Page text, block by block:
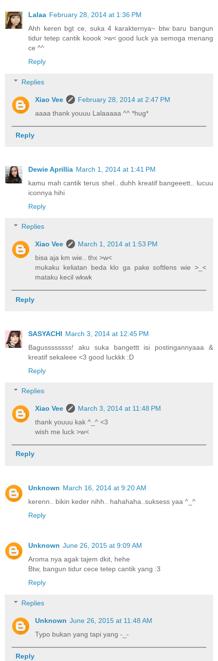
Lalaa February 28, 2014 at 1:36 PM
Ahh keren bgt ce, suka 4 karakternya~ btw baru bangun
tidur tetep cantik koook >w< good luck ya semoga menang
ce ^^
Reply
Replies
Xiao Vee
February 28, 2014 at 2:47 PM
aaaa thank youuu Lalaaaaa ^^ *hug*
Reply
Dewie Aprillia March 1, 2014 at 1:41 PM
kamu mah cantik terus shel.. duhh kreatif bangeeett.. lucuu
iconnya hihi
Reply
Replies
Xiao Vee
March 1, 2014 at 1:53 PM
bisa aja km wie.. thx >w<
mukaku keliatan beda klo ga pake softlens wie >_<
mataku kecil wkwk
Reply
SASYACHI March 3, 2014 at 12:45 PM
Bagussssssss! aku suka bangettt isi postingannyaaa &
kreatif sekaleee <3 good luckkk :D
Reply
Replies
Xiao Vee
March 3, 2014 at 11:48 PM
thank youuu kak ^_^ <3
wish me luck >w<
Reply
Unknown March 16, 2014 at 9:20 AM
kerenn.. bikin keder nihh.. hahahaha..suksess yaa ^_^
Reply
Unknown June 26, 2015 at 9:09 AM
Aroma nya agak tajem dkit, hehe
Btw, bangun tidur cece tetep cantik yang :3
Reply
Replies
Unknown June 26, 2015 at 11:48 AM
Typo bukan yang tapi yang -_-
Reply